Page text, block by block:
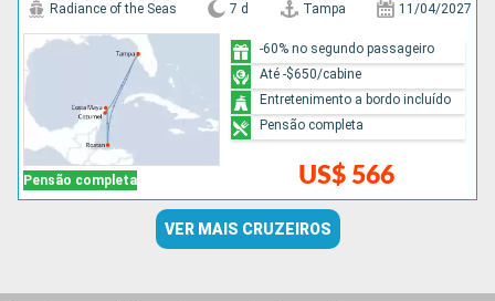
Pensão completa
Radiance of the Seas 7 d Tampa 11/04/2027
US$ 566
-60% no segundo passageiro
Até -$650/cabine
Entretenimento a bordo incluído
Pensão completa
VER MAIS CRUZEIROS